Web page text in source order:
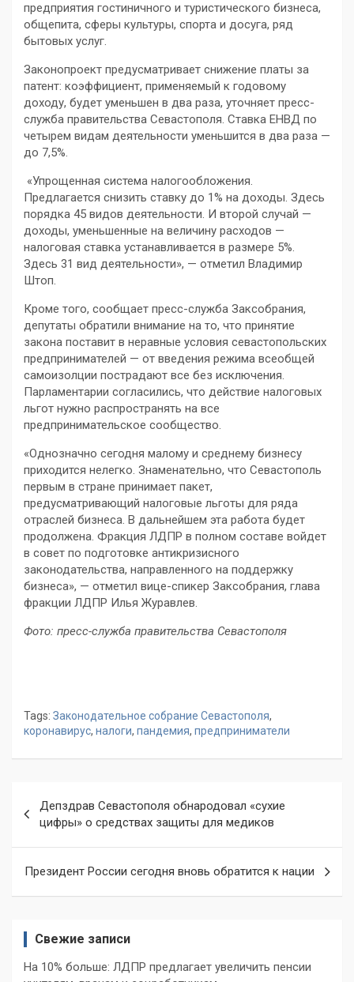
предприятия гостиничного и туристического бизнеса,
общепита, сферы культуры, спорта и досуга, ряд
бытовых услуг.
Законопроект предусматривает снижение платы за
патент: коэффициент, применяемый к годовому
доходу, будет уменьшен в два раза, уточняет пресс-
служба правительства Севастополя. Ставка ЕНВД по
четырем видам деятельности уменьшится в два раза —
до 7,5%.
«Упрощенная система налогообложения.
Предлагается снизить ставку до 1% на доходы. Здесь
порядка 45 видов деятельности. И второй случай —
доходы, уменьшенные на величину расходов —
налоговая ставка устанавливается в размере 5%.
Здесь 31 вид деятельности», — отметил Владимир
Штоп.
Кроме того, сообщает пресс-служба Заксобрания,
депутаты обратили внимание на то, что принятие
закона поставит в неравные условия севастопольских
предпринимателей — от введения режима всеобщей
самоизолции пострадают все без исключения.
Парламентарии согласились, что действие налоговых
льгот нужно распространять на все
предпринимательское сообщество.
«Однозначно сегодня малому и среднему бизнесу
приходится нелегко. Знаменательно, что Севастополь
первым в стране принимает пакет,
предусматривающий налоговые льготы для ряда
отраслей бизнеса. В дальнейшем эта работа будет
продолжена. Фракция ЛДПР в полном составе войдет
в совет по подготовке антикризисного
законодательства, направленного на поддержку
бизнеса», — отметил вице-спикер Заксобрания, глава
фракции ЛДПР Илья Журавлев.
Фото: пресс-служба правительства Севастополя
Tags: Законодательное собрание Севастополя,
коронавирус, налоги, пандемия, предприниматели
по
записям
Депздрав Севастополя обнародовал «сухие
цифры» о средствах защиты для медиков
Президент России сегодня вновь обратится к нации
Свежие записи
На 10% больше: ЛДПР предлагает увеличить пенсии